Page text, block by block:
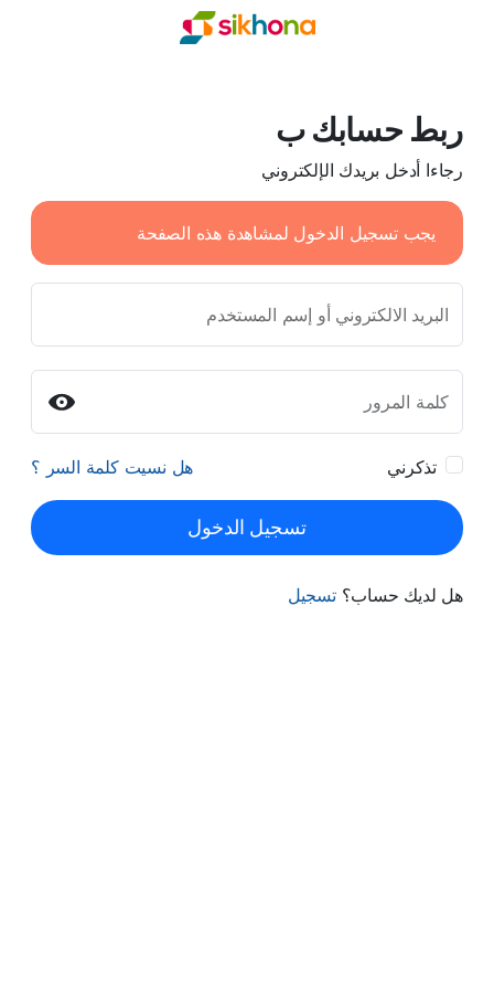
ربط حسابك ب
رجاءا أدخل بريدك الإلكتروني
يجب تسجيل الدخول لمشاهدة هذه الصفحة
البريد الالكتروني أو إسم المستخدم
كلمة المرور
تذكرني هل نسيت كلمة السر ؟
تسجيل الدخول
هل لديك حساب؟تسجيل